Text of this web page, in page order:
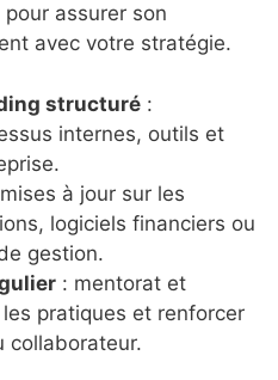
assurer son
avec votre stratégie.
structuré :
internes, outils et
à jour sur les
logiciels financiers ou
gestion.
: mentorat et
pratiques et renforcer
collaborateur.